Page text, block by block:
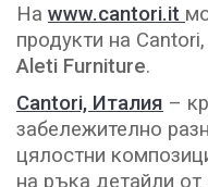
На www.cantori.it
продукти на
Aleti Furniture.
Cantori, Италия –
забележително
цялостни
на ръка детайли